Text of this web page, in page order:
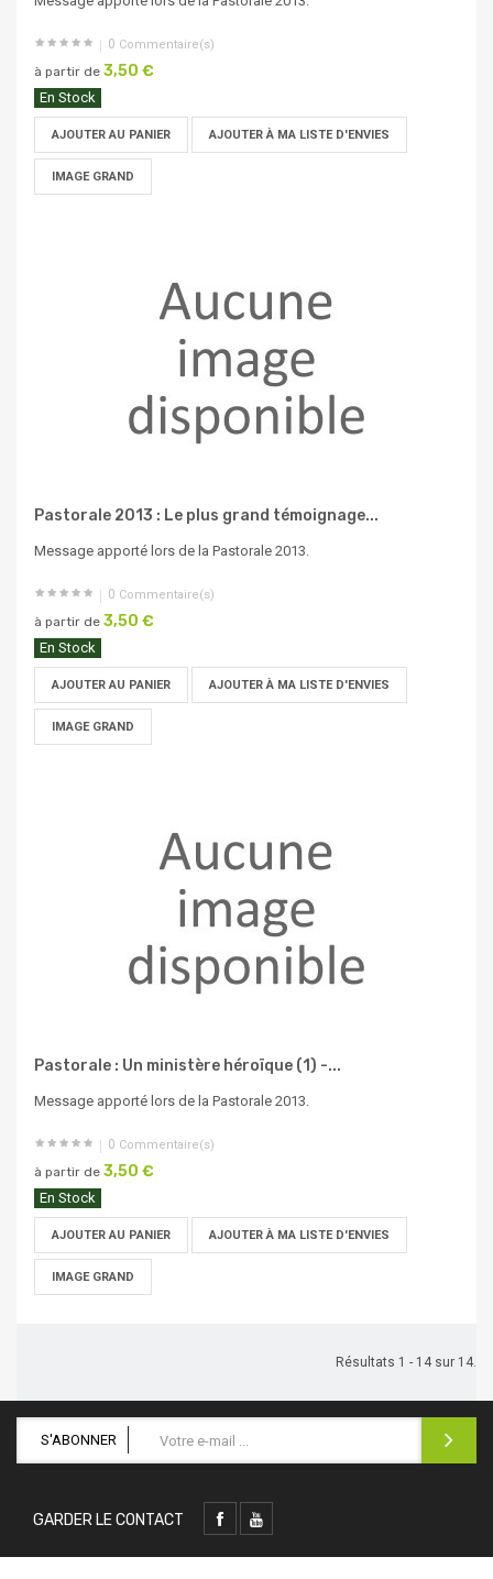
0 Commentaire(s)
à partir de 3,50 €
En Stock
AJOUTER AU PANIER AJOUTER À MA LISTE D'ENVIES
IMAGE GRAND
Pastorale 2013 : Le plus grand témoignage...
Message apporté lors de la Pastorale 2013.
0 Commentaire(s)
à partir de 3,50 €
En Stock
AJOUTER AU PANIER AJOUTER À MA LISTE D'ENVIES
IMAGE GRAND
Pastorale : Un ministère héroïque (1) -...
Message apporté lors de la Pastorale 2013.
0 Commentaire(s)
à partir de 3,50 €
En Stock
AJOUTER AU PANIER AJOUTER À MA LISTE D'ENVIES
IMAGE GRAND
Résultats 1 - 14 sur 14.
S'ABONNER
GARDER LE CONTACT